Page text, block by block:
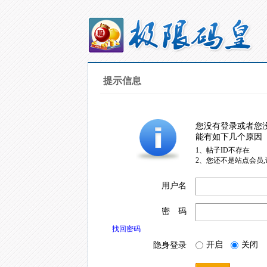
提示信息
您没有登录或者您
能有如下几个原因
1、帖子ID不存在
2、您还不是站点会员
用户名
密 码
找回密码
隐身登录 开启 关闭